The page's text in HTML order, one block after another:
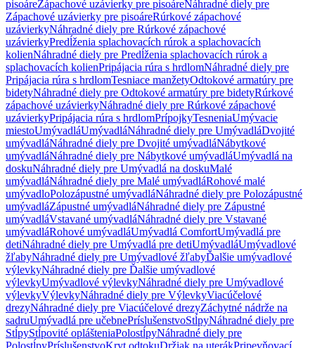
pisoáreZápachové uzávierky pre pisoáreNáhradné diely pre
Zápachové uzávierky pre pisoáreRúrkové zápachové
uzávierkyNáhradné diely pre Rúrkové zápachové
uzávierkyPredĺženia splachovacích rúrok a splachovacích
kolienNáhradné diely pre Predĺženia splachovacích rúrok a
splachovacích kolienPripájacia rúra s hrdlomNáhradné diely pre
Pripájacia rúra s hrdlomTesniace manžetyOdtokové armatúry pre
bidetyNáhradné diely pre Odtokové armatúry pre bidetyRúrkové
zápachové uzávierkyNáhradné diely pre Rúrkové zápachové
uzávierkyPripájacia rúra s hrdlomPrípojkyTesneniaUmývacie
miestoUmývadláUmývadláNáhradné diely pre UmývadláDvojité
umývadláNáhradné diely pre Dvojité umývadláNábytkové
umývadláNáhradné diely pre Nábytkové umývadláUmývadlá na
doskuNáhradné diely pre Umývadlá na doskuMalé
umývadláNáhradné diely pre Malé umývadláRohové malé
umývadloPolozápustné umývadláNáhradné diely pre Polozápustné
umývadláZápustné umývadláNáhradné diely pre Zápustné
umývadláVstavané umývadláNáhradné diely pre Vstavané
umývadláRohové umývadláUmývadlá ComfortUmývadlá pre
detiNáhradné diely pre Umývadlá pre detiUmývadláUmývadlové
žľabyNáhradné diely pre Umývadlové žľabyĎalšie umývadlové
výlevkyNáhradné diely pre Ďalšie umývadlové
výlevkyUmývadlové výlevkyNáhradné diely pre Umývadlové
výlevkyVýlevkyNáhradné diely pre VýlevkyViacúčelové
drezyNáhradné diely pre Viacúčelové drezyZáchytné nádrže na
sadruUmývadlá pre učebnePríslušenstvoStĺpyNáhradné diely pre
StĺpyStĺpovité oplášteniaPolostĺpyNáhradné diely pre
PolostĺpyPríslušenstvoKryt odtokuDržiak na uterákPripevňovací